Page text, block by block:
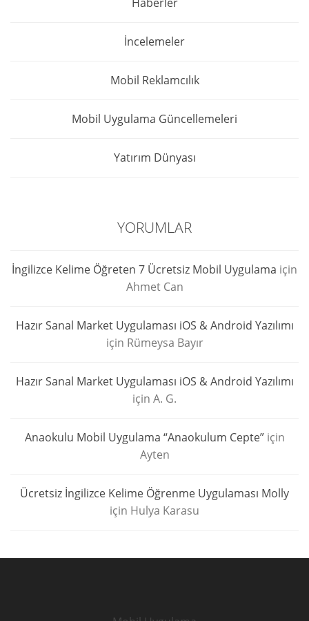
İncelemeler
Mobil Reklamcılık
Mobil Uygulama Güncellemeleri
Yatırım Dünyası
YORUMLAR
İngilizce Kelime Öğreten 7 Ücretsiz Mobil Uygulama için
Ahmet Can
Hazır Sanal Market Uygulaması iOS & Android Yazılımı
için Rümeysa Bayır
Hazır Sanal Market Uygulaması iOS & Android Yazılımı
için A. G.
Anaokulu Mobil Uygulama “Anaokulum Cepte”için
Ayten
Ücretsiz İngilizce Kelime Öğrenme Uygulaması Molly
için Hulya Karasu